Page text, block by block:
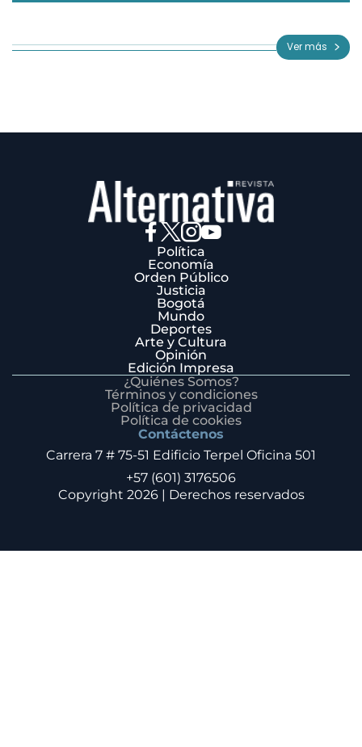
3
Ver más
Política
Economía
Orden Público
Justicia
Bogotá
Mundo
Deportes
Arte y Cultura
Opinión
Edición Impresa
¿Quiénes Somos?
Términos y condiciones
Política de privacidad
Política de cookies
Contáctenos
Carrera 7 # 75-51 Edificio Terpel Oficina 501
+57 (601) 3176506
Copyright 2026 | Derechos reservados